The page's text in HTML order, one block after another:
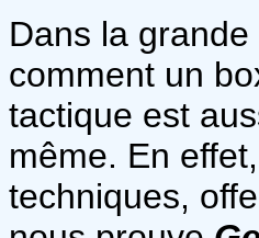
Dans la
comment un
tactique est
même. En
techniques,